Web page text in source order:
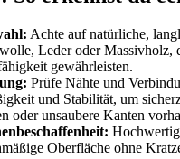
Achte auf natürliche,
Leder oder Massivholz,
gewährleisten.
Prüfe Nähte und
und Stabilität, um
oder unsaubere Kanten
Oberfläche ohne